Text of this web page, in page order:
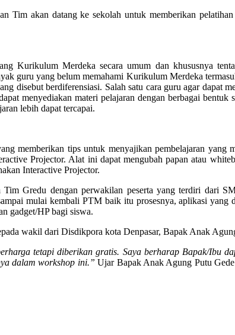
Tim akan datang ke sekolah untuk memberikan
Kurikulum Merdeka secara umum dan khususnya
guru yang belum memahami Kurikulum Merdeka
disebut berdiferensiasi. Salah satu cara guru agar dapat
menyediakan materi pelajaran dengan berbagai bentuk
lebih dapat tercapai.
memberikan tips untuk menyajikan pembelajaran yang
Projector. Alat ini dapat mengubah papan atau
Interactive Projector.
Tim Gredu dengan perwakilan peserta yang terdiri dari
mulai kembali PTM baik itu prosesnya, aplikasi yang
gadget/HP bagi siswa.
wakil dari Disdikpora kota Denpasar, Bapak Anak
tetapi diberikan gratis. Saya berharap Bapak/Ibu
dalam workshop ini.”Ujar Bapak Anak Agung Putu